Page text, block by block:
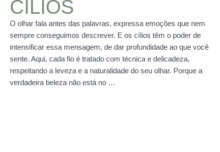
CÍLIOS
O olhar fala antes das palavras, expressa emoções que nem
sempre conseguimos descrever. E os cílios têm o poder de
intensificar essa mensagem, de dar profundidade ao que você
sente. Aqui, cada fio é tratado com técnica e delicadeza,
respeitando a leveza e a naturalidade do seu olhar. Porque a
verdadeira beleza não está no …